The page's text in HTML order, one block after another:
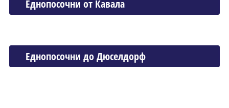
Еднопосочни от Кавала
Еднопосочни до Дюселдорф